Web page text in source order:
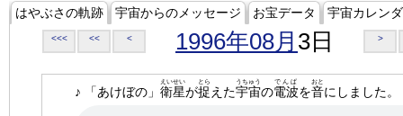
はやぶさの軌跡 宇宙からのメッセージ お宝データ 宇宙カレン
<<< << < 1996年08月 3日 >
♪ 「あけぼの」 衛星
えいせい
が捉
とら
えた宇宙
うちゅう
の電波
でんぱ
を音
おと
にしました。